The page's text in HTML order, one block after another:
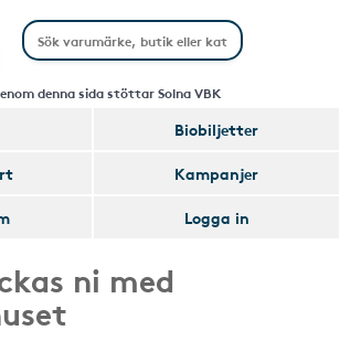
denna sida stöttar Solna VBK
Biobiljetter
Kampanjer
Logga in
ni med